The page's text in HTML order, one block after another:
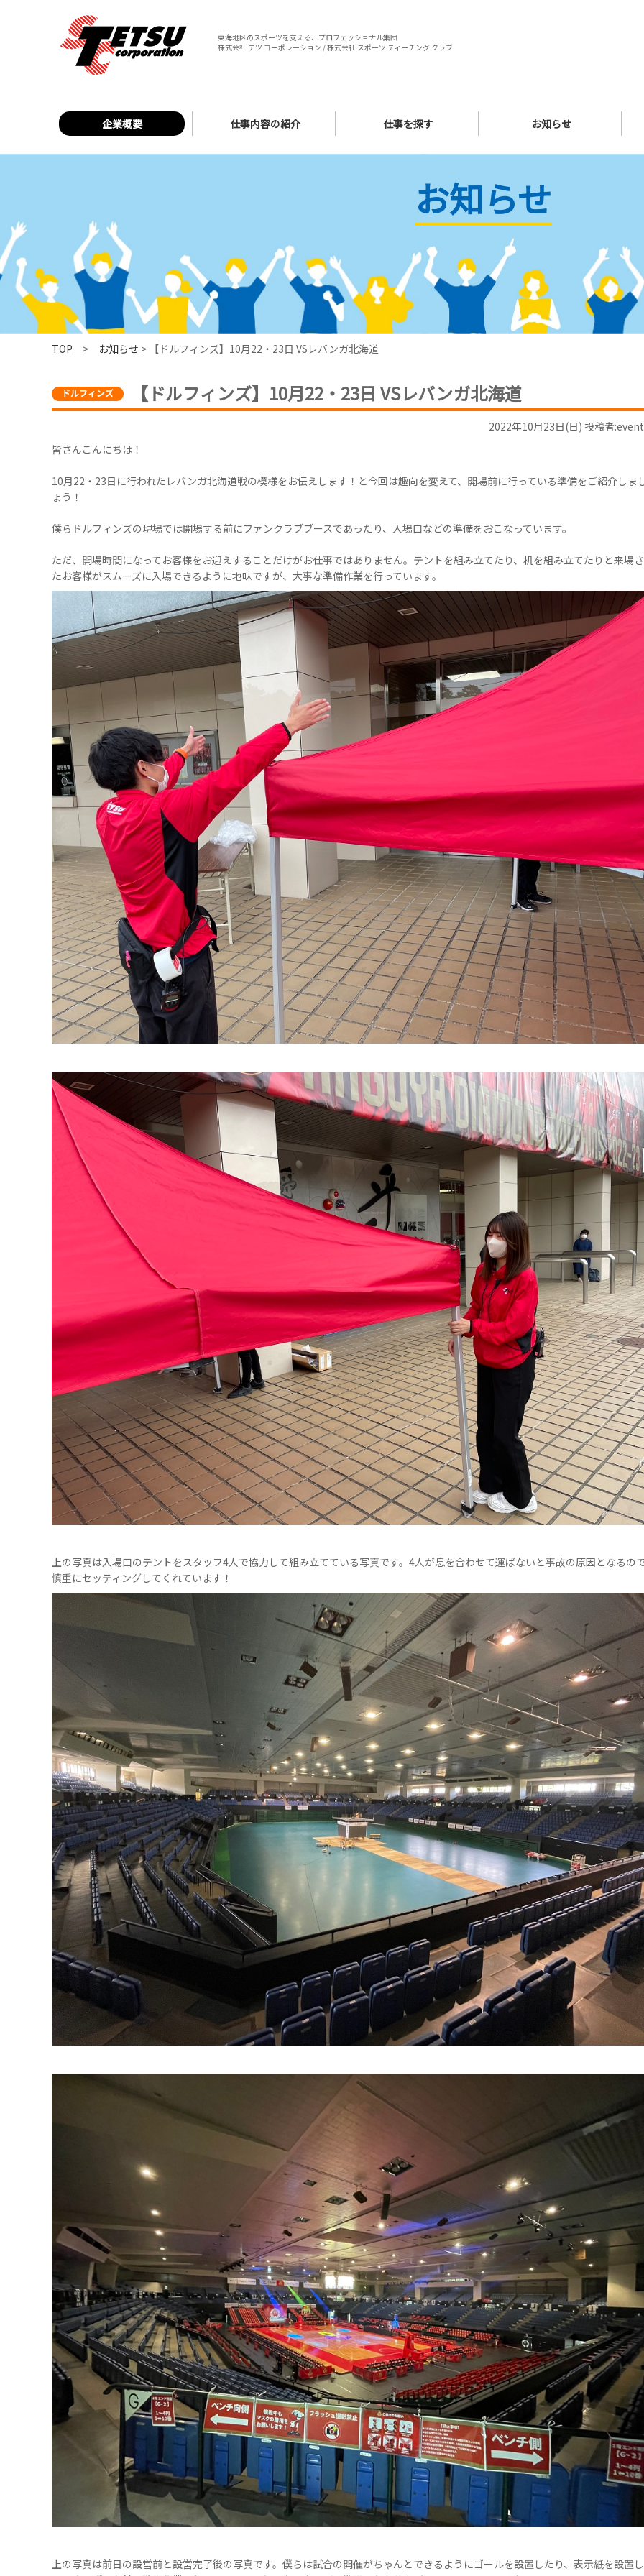
東海地区のスポーツを支える、プロフェッショナル集団
株式会社 テツ コーポレーション / 株式会社 スポーツ ティーチング クラブ
企業概要 仕事内容の紹介 仕事を探す お知らせ
お知らせ
TOP > お知らせ > 【ドルフィンズ】10月22・23日 VSレバンガ北海道
【ドルフィンズ】10月22・23日 VSレバンガ北海道
2022年10月23日(日) 投稿者
皆さんこんにちは！
10月22・23日に行われたレバンガ北海道戦の模様をお伝えします！と今回は趣向を変えて、開場前に行っている準備をご紹介しま
ょう！
僕らドルフィンズの現場では開場する前にファンクラブブースであったり、入場口などの準備をおこなっています。
ただ、開場時間になってお客様をお迎えすることだけがお仕事ではありません。テントを組み立てたり、机を組み立てたりと来場
たお客様がスムーズに入場できるように地味ですが、大事な準備作業を行っています。
上の写真は入場口のテントをスタッフ4人で協力して組み立てている写真です。4人が息を合わせて運ばないと事故の原因となるの
慎重にセッティングしてくれています！
上の写真は前日の設営前と設営完了後の写真です。僕らは試合の開催がちゃんとできるようにゴールを設置したり、表示紙を設置